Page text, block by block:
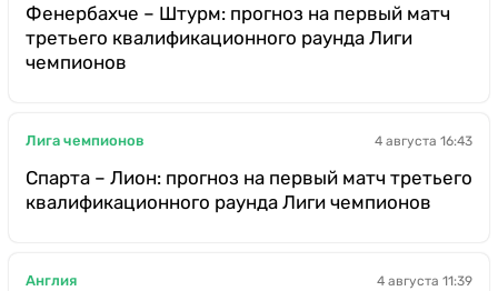
Фенербахче – Штурм: прогноз на первый матч
третьего квалификационного раунда Лиги
чемпионов
Лига чемпионов 4 августа 16:43
Спарта – Лион: прогноз на первый матч третьего
квалификационного раунда Лиги чемпионов
Англия 4 августа 11:39